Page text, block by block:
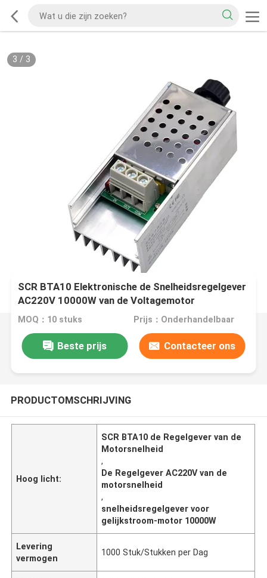
3 / 3
SCR BTA10 Elektronische de Snelheidsregelgever
AC220V 10000W van de Voltagemotor
MOQ：10 stuks Prijs：Onderhandelbaar
Beste prijs Contacteer ons
PRODUCTOMSCHRIJVING
Hoog licht:
SCR BTA10 de Regelgever van de
Motorsnelheid
,
De Regelgever AC220V van de
motorsnelheid
,
snelheidsregelgever voor
gelijkstroom-motor 10000W
Levering
vermogen
1000 Stuk/Stukken per Dag